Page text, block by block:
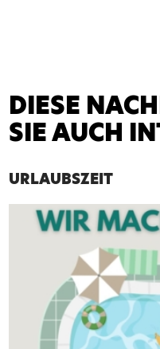
DIESE
SIE AUCH
URLAUBSZEIT